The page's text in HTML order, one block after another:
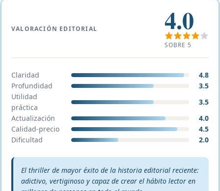
VALORACIÓN EDITORIAL 4.0
SOBRE 5
Claridad
4.8
Profundidad
3.5
Utilidad
práctica
3.5
Actualización
4.0
Calidad-precio
4.5
Dificultad
2.0
Veredicto editorial:
El thriller de mayor éxito de la historia editorial reciente:
adictivo, vertiginoso y capaz de crear el hábito lector en